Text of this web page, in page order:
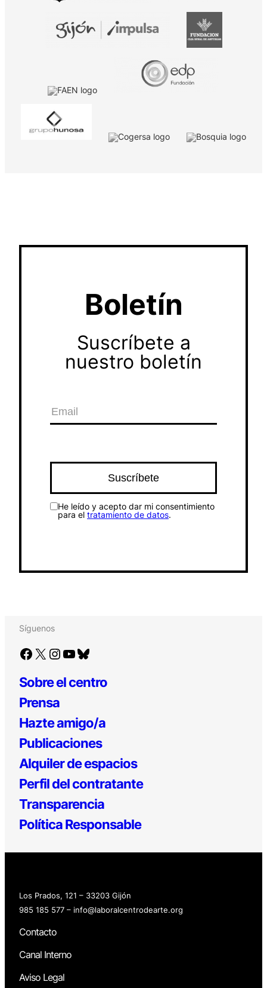
Boletín
Suscríbete a
nuestro boletín
He leído y acepto dar mi consentimiento
para el tratamiento de datos.
Síguenos
Facebook X Instagram YouTube Bluesky
Sobre el centro
Prensa
Hazte amigo/a
Publicaciones
Alquiler de espacios
Perfil del contratante
Transparencia
Política Responsable
Los Prados, 121 – 33203 Gijón
985 185 577 – info@laboralcentrodearte.org
Contacto
Canal Interno
Aviso Legal